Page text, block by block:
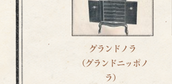
グランドノラ
（グランドニッポノ
ラ）